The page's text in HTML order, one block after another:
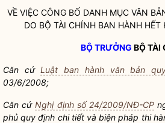
VỀ VIỆC CÔNG BỐ DANH MỤC VĂN
DO BỘ TÀI CHÍNH BAN HÀNH
BỘ TRƯỞNG BỘ TÀI
Căn cứLuật ban hành văn bản
03/6/2008;
Căn cứNghị định số 24/2009/NĐ-CP
phủ quy định chi tiết và biện pháp thi